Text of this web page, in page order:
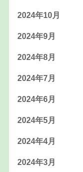
2024年10月
2024年9月
2024年8月
2024年7月
2024年6月
2024年5月
2024年4月
2024年3月